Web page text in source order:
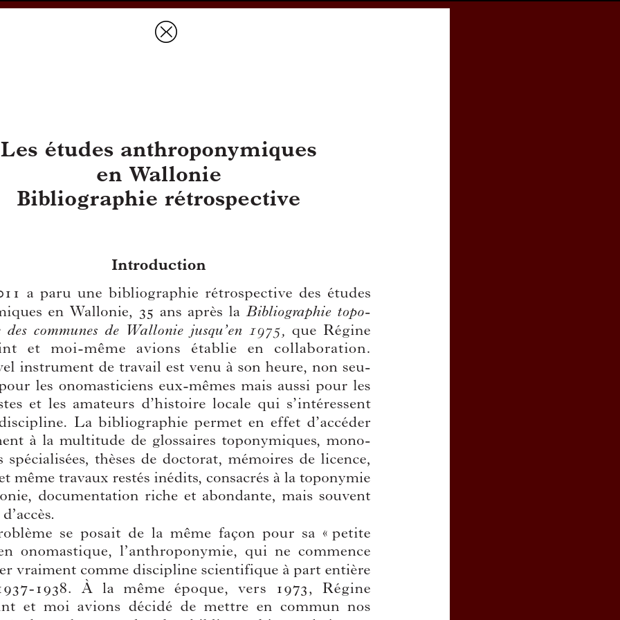
Document Details :
Title:
Les études anthroponymiques en Wallonie
Subtitle:
Bibliographie rétrospective
Author(s): GERMAIN, Jean
Journal: Handelingen van de Koninklijke Commissie voor Toponymie en
Dialectologie
Bulletin de la Commission Royale de Toponymie et Dialectologie
Volume:91 Date:2019
247-341
DOI:10.2143/TD.91.0.3286979
Abstract :
not available